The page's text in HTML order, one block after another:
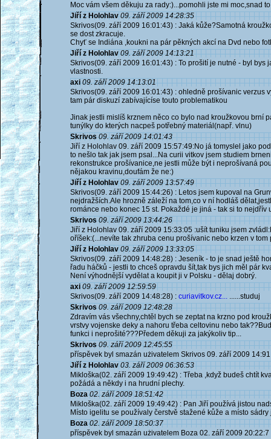
Moc vám všem děkuju za rady:)...pomohli jste mi moc,snad
Jiří z Holohlav 09. září 2009 14:28:35
Skrivos(09. září 2009 16:01:43) : Jaká kůže?Samotná
se dost zkracuje.
Chyť se Indiána ,koukni na pár pěkných akcí na Dvd nebo
Jiří z Holohlav 09. září 2009 14:13:21
Skrivos(09. září 2009 16:01:43) : To prošití je nutné - byl
vlastnosti.
axi 09. září 2009 14:13:01
Skrivos(09. září 2009 16:01:43) : ohledně prošívanic verzus
tam pár diskuzí zabívajícíse touto problematikou
Jinak jestli mislíš krznem něco co bylo nad kroužkovou brní
tunýlky do kterých nacpeš potřebný materiál(např. vlnu)
Skrivos 09. září 2009 14:01:43
Jiří z Holohlav 09. září 2009 15:57:49:No já tomyslel jako
to nešlo tak jak jsem psal...Na curii vitkov jsem studiem
rekonstrukce prošívanice,ne jestli může být i neprošívaná
nějakou kravinu,doufám že ne:)
Jiří z Holohlav 09. září 2009 13:57:49
Skrivos(09. září 2009 15:44:26) : Letos jsem kupoval na
nejdražších.Ale hrozně záleží na tom,co v ní hodláš
románce nebo konec 15 st. Pokaždé je jiná - tak si to nejdřív
Skrivos 09. září 2009 13:44:26
Jiří z Holohlav 09. září 2009 15:33:05 :ušít tuniku jsem
oříšek:(...nevíte tak zhruba cenu prošívanic nebo krzen v
Jiří z Holohlav 09. září 2009 13:33:05
Skrivos(09. září 2009 14:48:28) : Jeseník - to je snad ještě
řadu háčků - jestli to chceš opravdu šít,tak bys jich měl pár
Není výhodnější vydělat a koupit ji v Polsku - dělaj dobrý.
axi 09. září 2009 12:59:59
Skrivos(09. září 2009 14:48:28) : curiavitkov.cz... ......studuj
Skrivos 09. září 2009 12:48:28
Zdravím vás všechny,chtěl bych se zeptat na krzno pod
vrstvy vojenske deky a nahoru třeba celtovinu nebo
funkci i neprošité???Předem děkuji za jakýkoliv tip...
Skrivos 09. září 2009 12:45:55
příspěvek byl smazán użivatelem Skrivos 09. září 2009
Jiří z Holohlav 03. září 2009 06:36:53
Mikloška(02. září 2009 19:49:42) : Třeba ,když budeš chtít
požádá a někdy i na hrudní plechy.
Boza 02. září 2009 18:51:42
Mikloška(02. září 2009 19:49:42) : Pan Jiří používá jistou
Místo igelitu se používaly čerstvě stažené kůže a místo
Boza 02. září 2009 18:50:37
příspěvek byl smazán użivatelem Boza 02. září 2009 20:22:7